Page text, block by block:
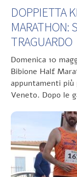
DOPPIETTA
MARATHON:
TRAGUARDO
Domenica 10
Bibione Half
appuntamenti
Veneto. Dopo le